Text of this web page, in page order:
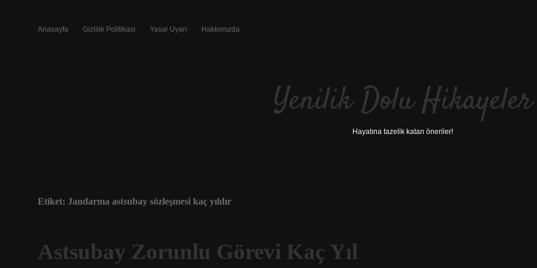
Anasayfa Gizlilik Politikası Yasal Uyarı Hakkımızda
Yenilik Dolu Hikayeler
Hayatına tazelik katan öneriler!
Etiket: Jandarma astsubay sözleşmesi kaç yıldır
Astsubay Zorunlu Görevi Kaç Yıl